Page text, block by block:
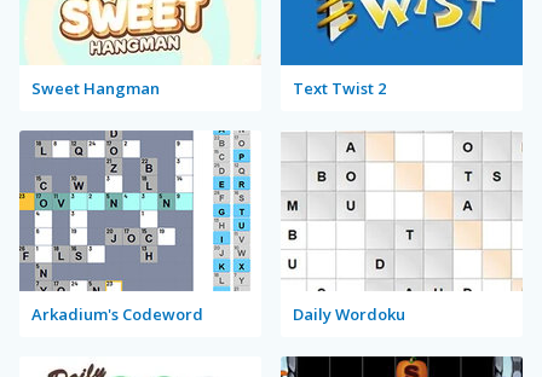
Sweet Hangman Text Twist 2
Arkadium's Codeword Daily Wordoku